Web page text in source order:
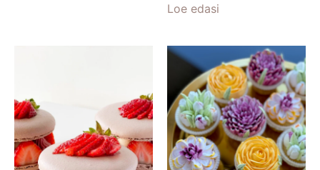
Loe edasi